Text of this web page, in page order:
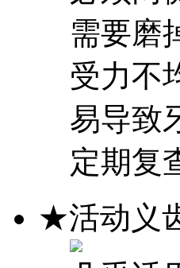
需要磨
受力不
易导致
定期复
★活动义